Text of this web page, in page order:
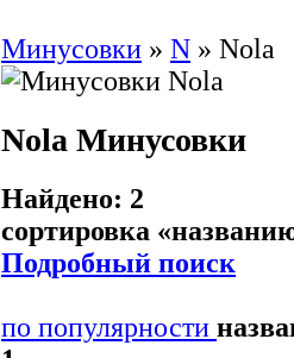
Минусовки » N » Nola
Nola Минусовки
Найдено: 2
сортировка «
Подробный поиск
по популярности